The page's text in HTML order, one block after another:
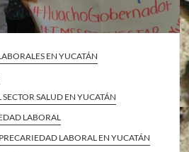
EN YUCATÁN
SALUD EN YUCATÁN
LABORAL
PRECARIEDAD LABORAL EN YUCATÁN